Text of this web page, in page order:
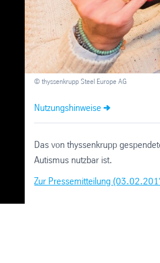
© thyssenkrupp Steel Europe AG
Nutzungshinweise
Das von thyssenkrupp
Autismus nutzbar ist.
Zur Pressemitteilung